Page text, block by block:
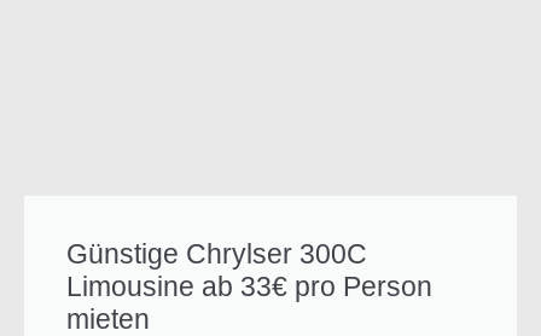
Günstige Chrylser 300C
Limousine ab 33€ pro Person
mieten